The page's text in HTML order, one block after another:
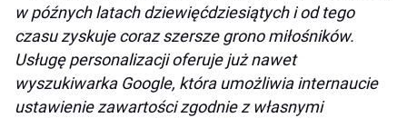
w późnych latach dziewięćdziesiątych i od tego
czasu zyskuje coraz szersze grono miłośników.
Usługę personalizacji oferuje już nawet
wyszukiwarka Google, która umożliwia internaucie
ustawienie zawartości zgodnie z własnymi